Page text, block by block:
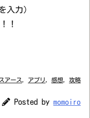
入力）
！
アース , アプリ, 感想, 攻略
Posted by momoiro